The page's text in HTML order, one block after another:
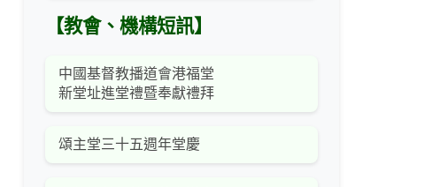
【教會、機構短訊】
中國基督教播道會港福堂
新堂址進堂禮暨奉獻禮拜
頌主堂三十五週年堂慶